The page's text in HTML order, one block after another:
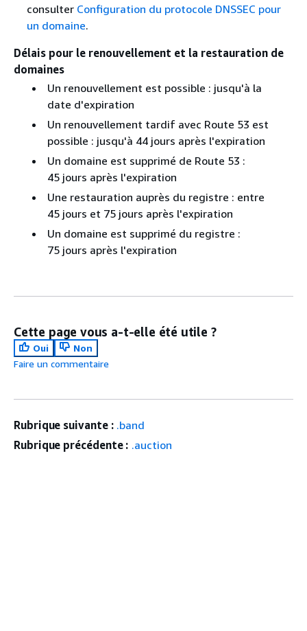
consulter Configuration du protocole DNSSEC pour
un domaine.
Délais pour le renouvellement et la restauration de
domaines
Un renouvellement est possible : jusqu'à la
date d'expiration
Un renouvellement tardif avec Route 53 est
possible : jusqu'à 44 jours après l'expiration
Un domaine est supprimé de Route 53 :
45 jours après l'expiration
Une restauration auprès du registre : entre
45 jours et 75 jours après l'expiration
Un domaine est supprimé du registre :
75 jours après l'expiration
Cette page vous a-t-elle été utile ?
Oui
Non
Faire un commentaire
Rubrique suivante : .band
Rubrique précédente : .auction